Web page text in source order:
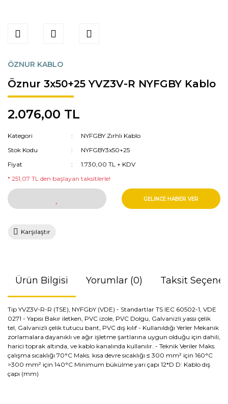
ÖZNUR KABLO
Öznur 3x50+25 YVZ3V-R NYFGBY Kablo
2.076,00 TL
Kategori
NYFGBY Zırhlı Kablo
Stok Kodu
NYFGBY3x50+25
Fiyat
1.730,00 TL + KDV
* 251,07 TL den başlayan taksitlerle!
GELİNCE HABER VER
Karşılaştır
Ürün Bilgisi Yorumlar (0) Taksit
Tip YVZ3V-R-R (TSE), NYFGbY (VDE) - Standartlar TS IEC 60502-1, VDE
0271 - Yapısı Bakır iletken, PVC izole, PVC Dolgu, Galvanizli yassı çelik
tel, Galvanizli çelik tutucu bant, PVC dış kılıf - Kullanıldığı Yerler Mekanik
zorlamalara dayanıklı ve ağır işletme şartlarına uygun olduğu için dahili,
harici toprak altında, ve kablo kanalında kullanılır. - Teknik Veriler Maks.
çalışma sıcaklığı 70°C Maks. kısa devre sıcaklığı ≤ 300 mm² için 160°C
>300 mm² için 140°C Minimum bükülme yarı çapı 12*D D: Kablo dış
çapı (mm)